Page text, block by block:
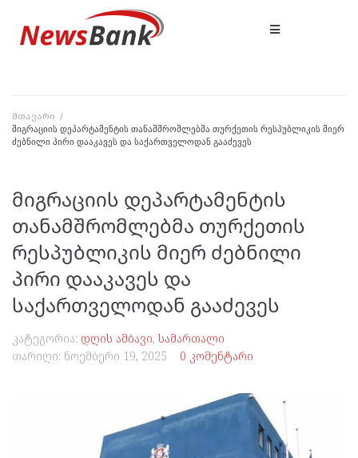
მთავარი /
მიგრაციის დეპარტამენტის თანამშრომლებმა თურქეთის რესპუბლიკის მიერ
ძებნილი პირი დააკავეს და საქართველოდან გააძევეს
მიგრაციის დეპარტამენტის
თანამშრომლებმა თურქეთის
რესპუბლიკის მიერ ძებნილი
პირი დააკავეს და
საქართველოდან გააძევეს
კატეგორია: დღის ამბავი, სამართალი
თარიღი: ნოემბერი 19, 2025 0 კომენტარი